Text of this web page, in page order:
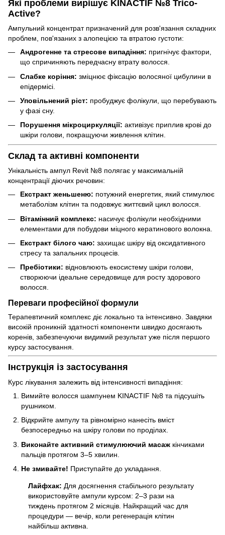
Які проблеми вирішує KINACTIF №8 Trico-
Active?
Ампульний концентрат призначений для розв'язання складних
проблем, пов'язаних з алопецією та втратою густоти:
Андрогенне та стресове випадіння: пригнічує фактори,
що спричиняють передчасну втрату волосся.
Слабке коріння: зміцнює фіксацію волосяної цибулини в
епідермісі.
Уповільнений ріст: пробуджує фолікули, що перебувають
у фазі сну.
Порушення мікроциркуляції: активізує приплив крові до
шкіри голови, покращуючи живлення клітин.
Склад та активні компоненти
Унікальність ампул Revit №8 полягає у максимальній
концентрації діючих речовин:
Екстракт женьшеню: потужний енергетик, який стимулює
метаболізм клітин та подовжує життєвий цикл волосся.
Вітамінний комплекс: насичує фолікули необхідними
елементами для побудови міцного кератинового волокна.
Екстракт білого чаю: захищає шкіру від оксидативного
стресу та запальних процесів.
Пребіотики: відновлюють екосистему шкіри голови,
створюючи ідеальне середовище для росту здорового
волосся.
Переваги професійної формули
Терапевтичний комплекс діє локально та інтенсивно. Завдяки
високій проникній здатності компоненти швидко досягають
коренів, забезпечуючи видимий результат уже після першого
курсу застосування.
Інструкція із застосування
Курс лікування залежить від інтенсивності випадіння:
Вимийте волосся шампунем KINACTIF №8 та підсушіть
рушником.
Відкрийте ампулу та рівномірно нанесіть вміст
безпосередньо на шкіру голови по проділах.
Виконайте активний стимулюючий масаж кінчиками
пальців протягом 3–5 хвилин.
Не змивайте! Приступайте до укладання.
Лайфхак: Для досягнення стабільного результату
використовуйте ампули курсом: 2–3 рази на
тиждень протягом 2 місяців. Найкращий час для
процедури — вечір, коли регенерація клітин
найбільш активна.